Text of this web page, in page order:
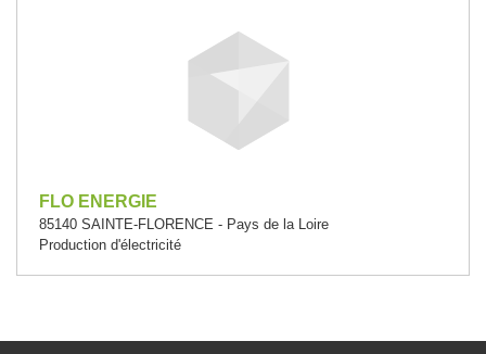
FLO ENERGIE
85140 SAINTE-FLORENCE - Pays de la Loire
Production d'électricité